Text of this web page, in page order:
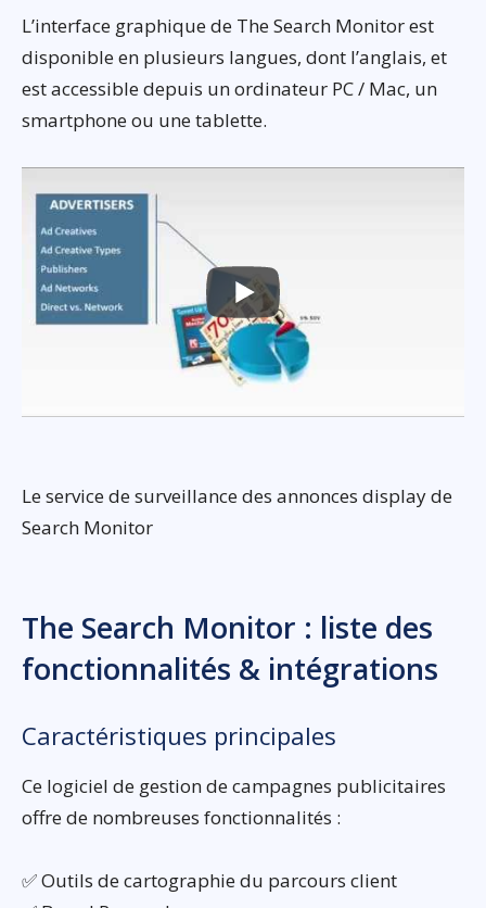
L’interface graphique de The Search Monitor est
disponible en plusieurs langues, dont l’anglais, et
est accessible depuis un ordinateur PC / Mac, un
smartphone ou une tablette.
Le service de surveillance des annonces display de
Search Monitor
The Search Monitor : liste des
fonctionnalités & intégrations
Caractéristiques principales
Ce logiciel de gestion de campagnes publicitaires
offre de nombreuses fonctionnalités :
✅ Outils de cartographie du parcours client